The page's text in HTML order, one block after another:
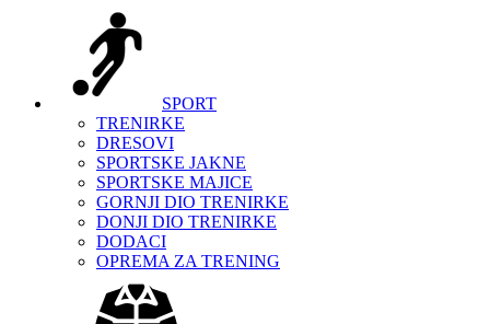
SPORT
TRENIRKE
DRESOVI
SPORTSKE JAKNE
SPORTSKE MAJICE
GORNJI DIO TRENIRKE
DONJI DIO TRENIRKE
DODACI
OPREMA ZA TRENING